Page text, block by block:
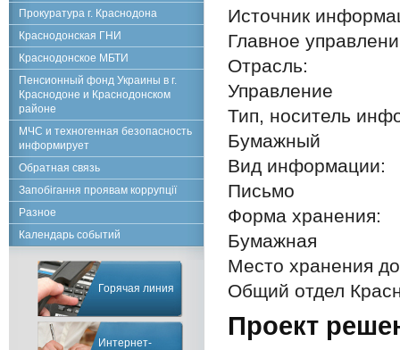
Источник
Главное
Отрасль:
Управление
Тип, носитель
Бумажный
Вид информации:
Письмо
Форма хранения:
Бумажная
Место хранения
Общий отдел
Проект
Прокуратура г. Краснодона
Краснодонская ГНИ
Краснодонское МБТИ
Пенсионный фонд Украины в г.
Краснодоне и Краснодонском
районе
МЧС и техногенная безопасность
информирует
Обратная связь
Запобігання проявам коррупції
Разное
Календарь событий
Горячая линия
Интернет-